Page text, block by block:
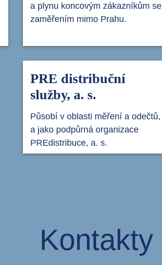
a plynu koncovým zákazníkům se
zaměřením mimo Prahu.
PRE distribuční
služby, a. s.
Působí v oblasti měření a odečtů,
a jako podpůrná organizace
PREdistribuce, a. s.
Kontakty